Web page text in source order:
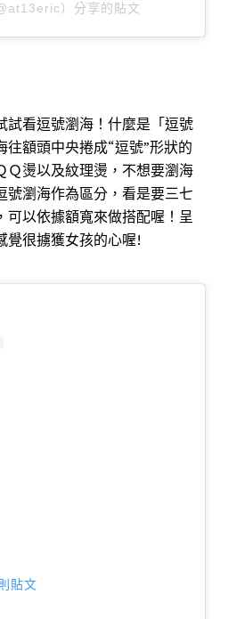
）分享的貼文
試看逗號瀏海！什麼是「逗號
往額頭中央捲成“逗號”形狀的
Ｑ燙以及紋理燙，不想要瀏海
號瀏海作為區分，看是要三七
可以依據額寬來做搭配喔！呈
覺很擄獲女孩的心喔!
貼文